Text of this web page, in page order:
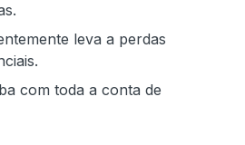
leva a perdas
com toda a conta de